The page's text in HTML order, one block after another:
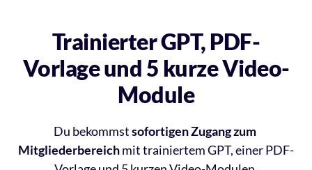
Trainierter GPT, PDF-
Vorlage und 5 kurze Video-
Module
Du bekommst sofortigen Zugang zum
Mitgliederbereich mit trainiertem GPT, einer PDF-